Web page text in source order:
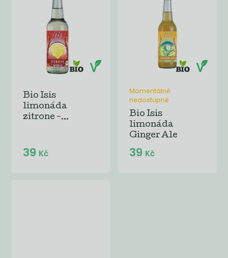
Bio Isis
limonáda
zitrone -...
39 Kč
Momentálně
nedostupné
Bio Isis
limonáda
Ginger Ale
39 Kč